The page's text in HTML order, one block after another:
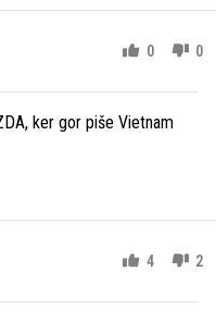
0 0
ker gor piše Vietnam
4 2